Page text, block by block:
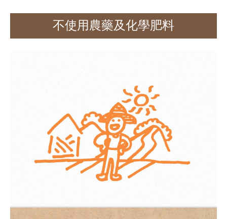
不使用農藥及化學肥料